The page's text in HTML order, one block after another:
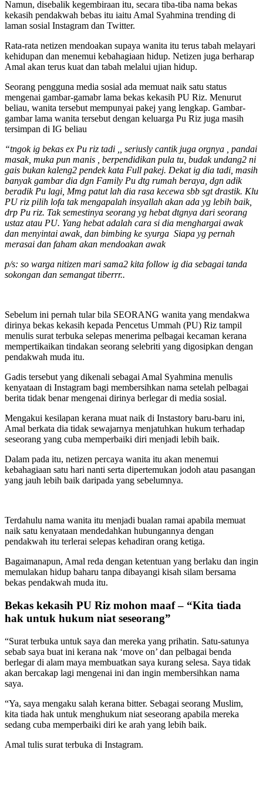
Namun, disebalik kegembiraan itu, secara tiba-tiba nama bekas
kekasih pendakwah bebas itu iaitu Amal Syahmina trending di
laman sosial Instagram dan Twitter.
Rata-rata netizen mendoakan supaya wanita itu terus tabah melayari
kehidupan dan menemui kebahagiaan hidup. Netizen juga berharap
Amal akan terus kuat dan tabah melalui ujian hidup.
Seorang pengguna media sosial ada memuat naik satu status
mengenai gambar-gamabr lama bekas kekasih PU Riz. Menurut
beliau, wanita tersebut mempunyai pakej yang lengkap. Gambar-
gambar lama wanita tersebut dengan keluarga Pu Riz juga masih
tersimpan di IG beliau
“tngok ig bekas ex Pu riz tadi ,, seriusly cantik juga orgnya , pandai
masak, muka pun manis , berpendidikan pula tu, budak undang2 ni
gais bukan kaleng2 pendek kata Full pakej. Dekat ig dia tadi, masih
banyak gambar dia dgn Family Pu dtg rumah beraya, dgn adik
beradik Pu lagi, Mmg patut lah dia rasa kecewa sbb sgt drastik. Klu
PU riz pilih lofa tak mengapalah insyallah akan ada yg lebih baik,
drp Pu riz. Tak semestinya seorang yg hebat dtgnya dari seorang
ustaz atau PU. Yang hebat adalah cara si dia menghargai awak
dan menyintai awak, dan bimbing ke syurga Siapa yg pernah
merasai dan faham akan mendoakan awak
p/s: so warga nitizen mari sama2 kita follow ig dia sebagai tanda
sokongan dan semangat tiberrr..
Sebelum ini pernah tular bila SEORANG wanita yang mendakwa
dirinya bekas kekasih kepada Pencetus Ummah (PU) Riz tampil
menulis surat terbuka selepas menerima pelbagai kecaman kerana
mempertikaikan tindakan seorang selebriti yang digosipkan dengan
pendakwah muda itu.
Gadis tersebut yang dikenali sebagai Amal Syahmina menulis
kenyataan di Instagram bagi membersihkan nama setelah pelbagai
berita tidak benar mengenai dirinya berlegar di media sosial.
Mengakui kesilapan kerana muat naik di Instastory baru-baru ini,
Amal berkata dia tidak sewajarnya menjatuhkan hukum terhadap
seseorang yang cuba memperbaiki diri menjadi lebih baik.
Dalam pada itu, netizen percaya wanita itu akan menemui
kebahagiaan satu hari nanti serta dipertemukan jodoh atau pasangan
yang jauh lebih baik daripada yang sebelumnya.
Terdahulu nama wanita itu menjadi bualan ramai apabila memuat
naik satu kenyataan mendedahkan hubungannya dengan
pendakwah itu terlerai selepas kehadiran orang ketiga.
Bagaimanapun, Amal reda dengan ketentuan yang berlaku dan ingin
memulakan hidup baharu tanpa dibayangi kisah silam bersama
bekas pendakwah muda itu.
Bekas kekasih PU Riz mohon maaf – “Kita tiada
hak untuk hukum niat seseorang”
“Surat terbuka untuk saya dan mereka yang prihatin. Satu-satunya
sebab saya buat ini kerana nak ‘move on’ dan pelbagai benda
berlegar di alam maya membuatkan saya kurang selesa. Saya tidak
akan bercakap lagi mengenai ini dan ingin membersihkan nama
saya.
“Ya, saya mengaku salah kerana bitter. Sebagai seorang Muslim,
kita tiada hak untuk menghukum niat seseorang apabila mereka
sedang cuba memperbaiki diri ke arah yang lebih baik.
Amal tulis surat terbuka di Instagram.